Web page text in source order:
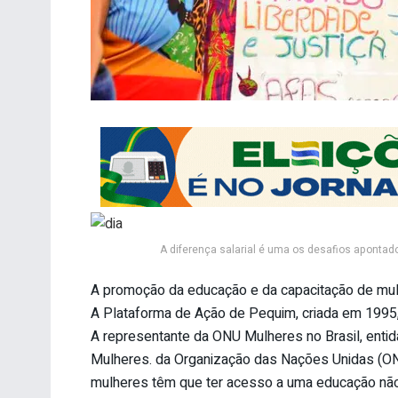
A diferença salarial é uma os desafios
A promoção da educação e da capacitação de
A Plataforma de Ação de Pequim, criada em
A representante da ONU Mulheres no Brasil,
Mulheres. da Organização das Nações Unidas
mulheres têm que ter acesso a uma educação